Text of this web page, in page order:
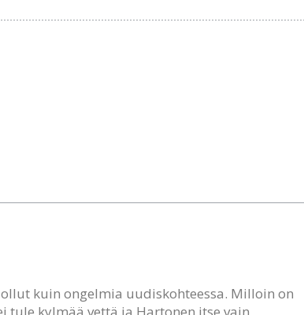
kuin ongelmia uudiskohteessa. Milloin on